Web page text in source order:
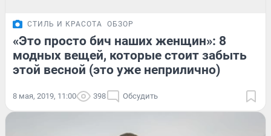
СТИЛЬ И КРАСОТА ОБЗОР
«Это просто бич наших женщин»: 8
модных вещей, которые стоит забыть
этой весной (это уже неприлично)
8 мая, 2019, 11:00 398 Обсудить